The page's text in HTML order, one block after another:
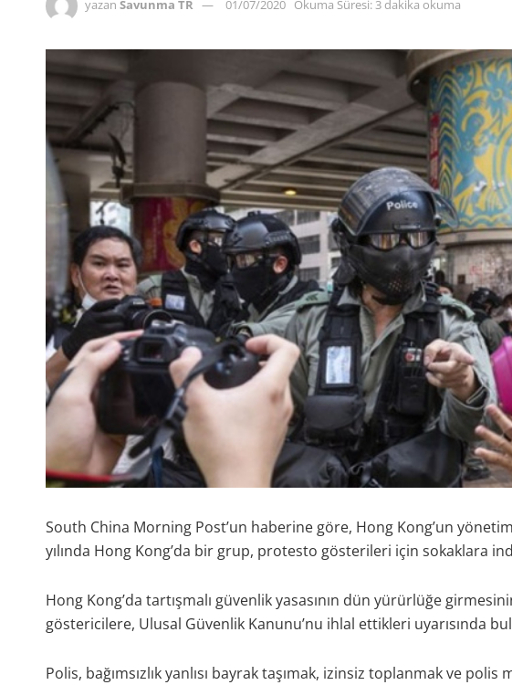
yazan Savunma TR 01/07/2020 Okuma Süresi: 3 dakika okuma
South China Morning Post’un haberine göre, Hong Kong’un
yılında Hong Kong’da bir grup, protesto gösterileri için sokaklara
Hong Kong’da tartışmalı güvenlik yasasının dün yürürlüğe
göstericilere, Ulusal Güvenlik Kanunu’nu ihlal ettikleri uyarısında
Polis, bağımsızlık yanlısı bayrak taşımak, izinsiz toplanmak ve